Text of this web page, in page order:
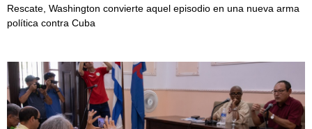
Rescate, Washington convierte aquel episodio en una nueva arma
política contra Cuba